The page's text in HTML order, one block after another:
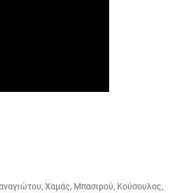
Χαμάς, Μπασιρού, Κούσουλος,